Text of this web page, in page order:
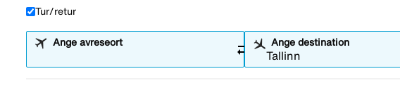
Tur/retur
Ange avreseort sync_alt Ange destination